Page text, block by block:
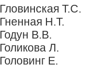
Гловинская Т.С.
Гненная Н.Т.
Годун В.В.
Голикова Л.
Головинг Е.